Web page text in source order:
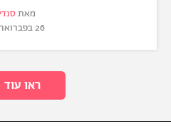
מאת
26 בפברואר 2019
ראו עוד